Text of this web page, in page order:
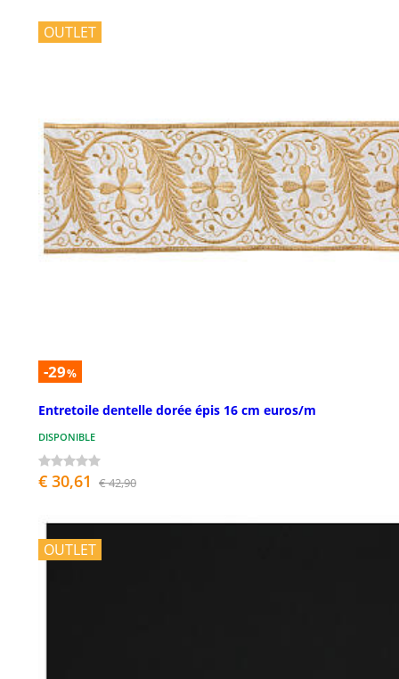
OUTLET
-29%
Entretoile dentelle dorée épis 16 cm euros/m
DISPONIBLE
€ 30,61 € 42,90
OUTLET